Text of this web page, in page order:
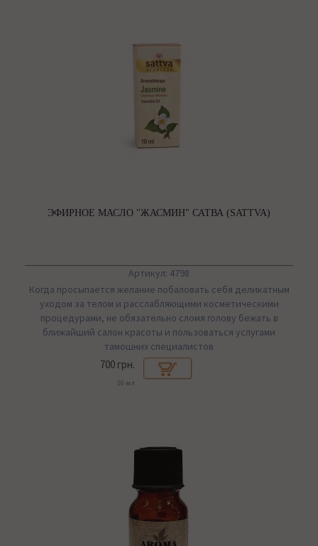
ЭФИРНОЕ МАСЛО "ЖАСМИН" САТВА (SATTVA)
Артикул: 4798
Когда просыпается желание побаловать себя деликатным
уходом за телом и расслабляющими косметическими
процедурами, не обязательно сломя голову бежать в
ближайший салон красоты и пользоваться услугами
тамошних специалистов
700 грн.
10 мл